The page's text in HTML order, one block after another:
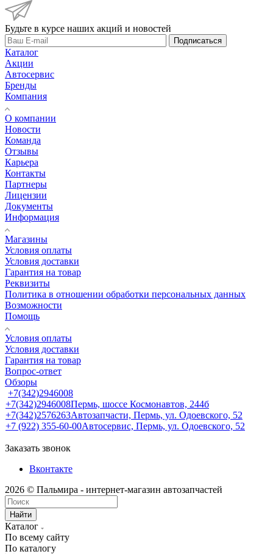
Будьте в курсе наших акций и новостей
Подписаться
Каталог
Акции
Автосервис
Бренды
Компания
О компании
Новости
Команда
Отзывы
Карьера
Контакты
Партнеры
Лицензии
Документы
Информация
Магазины
Условия оплаты
Условия доставки
Гарантия на товар
Реквизиты
Политика в отношении обработки персональных данных
Возможности
Помощь
Условия оплаты
Условия доставки
Гарантия на товар
Вопрос-ответ
Обзоры
+7(342)2946008
+7(342)2946008Пермь, шоссе Космонавтов, 244б
+7(342)2576263Автозапчасти, Пермь, ул. Одоевского, 52
+7 (922) 355-60-00Автосервис, Пермь, ул. Одоевского, 52
Заказать звонок
Вконтакте
2026 © Пальмира - интернет-магазин автозапчастей
Найти
Каталог
По всему сайту
По каталогу